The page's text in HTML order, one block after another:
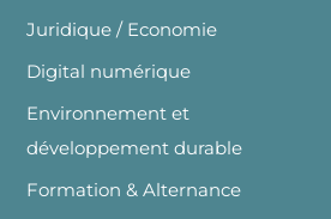
Juridique / Economie
Digital numérique
Environnement et
développement durable
Formation & Alternance